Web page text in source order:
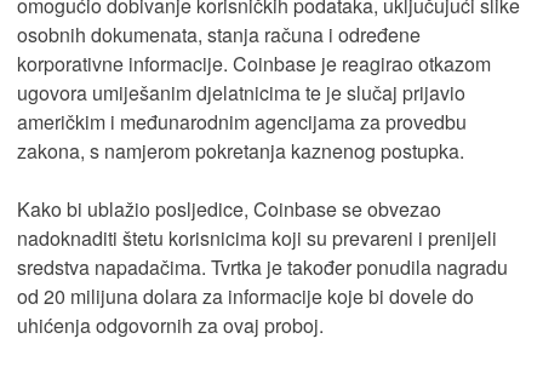
osobnih dokumenata, stanja računa i određene
korporativne informacije. Coinbase je reagirao otkazom
ugovora umiješanim djelatnicima te je slučaj prijavio
američkim i međunarodnim agencijama za provedbu
zakona, s namjerom pokretanja kaznenog postupka.
Kako bi ublažio posljedice, Coinbase se obvezao
nadoknaditi štetu korisnicima koji su prevareni i prenijeli
sredstva napadačima. Tvrtka je također ponudila nagradu
od 20 milijuna dolara za informacije koje bi dovele do
uhićenja odgovornih za ovaj proboj.